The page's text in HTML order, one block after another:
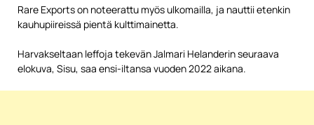
Rare Exports on noteerattu myös ulkomailla, ja nauttii etenkin
kauhupiireissä pientä kulttimainetta.
Harvakseltaan leffoja tekevän Jalmari Helanderin seuraava
elokuva, Sisu, saa ensi-iltansa vuoden 2022 aikana.